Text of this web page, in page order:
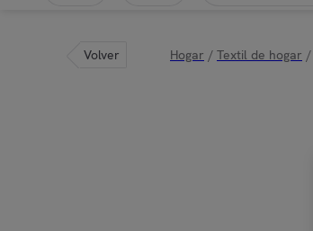
Volver Hogar / Textil de hogar /